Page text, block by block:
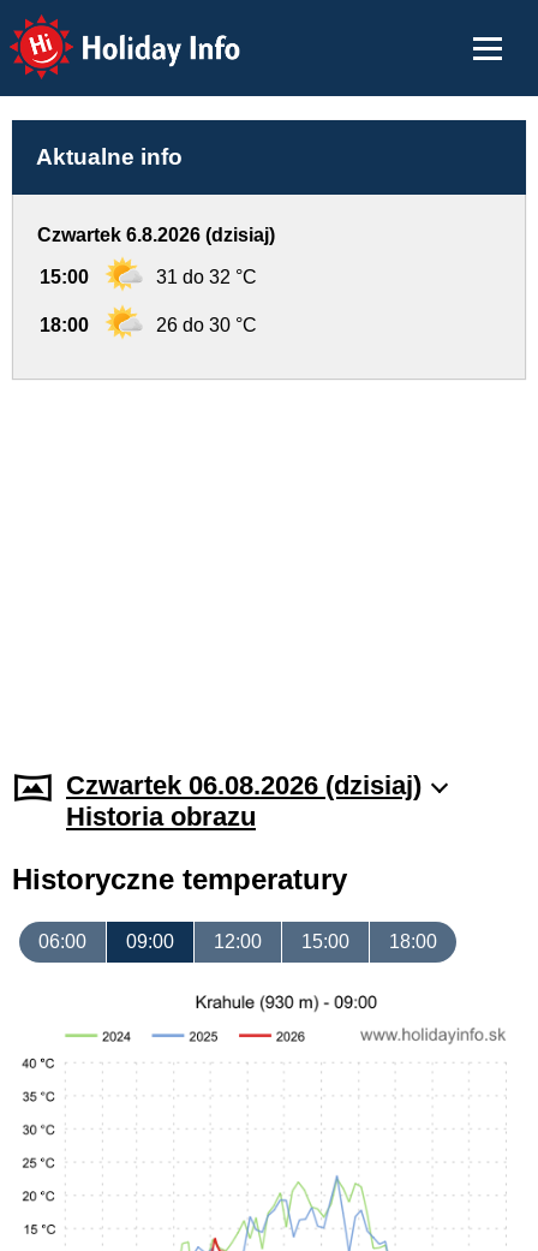
Holiday Info
Aktualne info
Czwartek 6.8.2026 (dzisiaj)
15:00 31 do 32 °C
18:00 26 do 30 °C
Czwartek 06.08.2026 (dzisiaj)
Historia obrazu
Historyczne temperatury
06:00 09:00 12:00 15:00 18:00